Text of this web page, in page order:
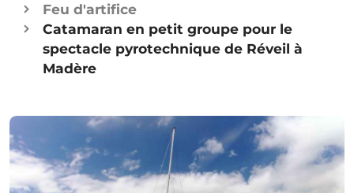
Feu d'artifice
Catamaran en petit groupe pour le
spectacle pyrotechnique de Réveil à
Madère